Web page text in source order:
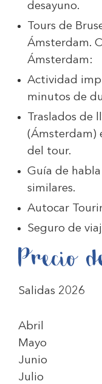
desayuno.
Tours de
Ámsterdam.
Ámsterdam:
Actividad
minutos de
Traslados de
(Ámsterdam)
del tour.
Guía de
similares.
Autocar
Seguro de
Precio
Salidas 2026
Abril
Mayo
Junio
Julio